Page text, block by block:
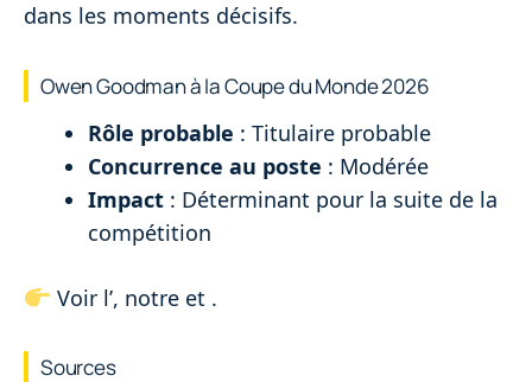
dans les moments décisifs.
Owen Goodman à la Coupe du Monde 2026
Rôle probable : Titulaire probable
Concurrence au poste : Modérée
Impact : Déterminant pour la suite de la
compétition
Voir l’, notre et .
Sources